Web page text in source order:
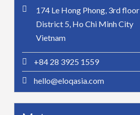
174 Le Hong Phong, 3rd floor
District 5, Ho Chi Minh City
Vietnam
+84 28 3925 1559
hello@eloqasia.com